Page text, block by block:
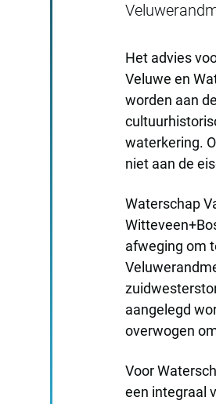
Het advies
Veluwe en
worden aan
waterkering.
niet aan de
Waterschap
afweging om
aangelegd
overwogen
Voor
een integraal